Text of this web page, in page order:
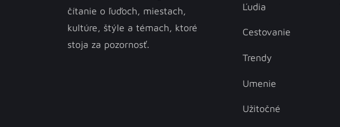
čítanie o ľuďoch, miestach,
kultúre, štýle a témach, ktoré
stoja za pozornosť.
Ľudia
Cestovanie
Trendy
Umenie
Užitočné